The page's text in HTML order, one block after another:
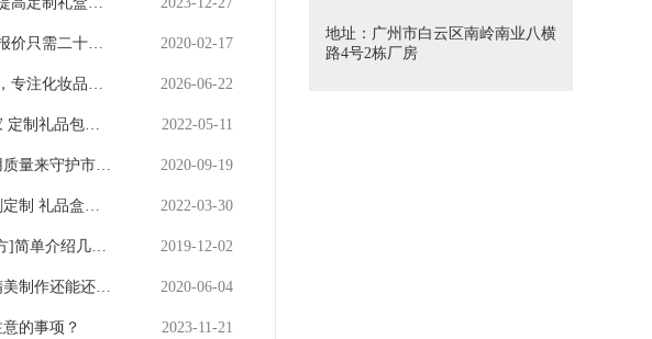
价只需二十分
2020-02-17
专注化妆品包
2026-06-22
2022-05-11
量来守护市场
2020-09-19
盒包
2022-03-30
]简单介绍几种
2019-12-02
制作还能还原
2020-06-04
的事项？ 2023-11-21
地址：广州市白云区南岭南业八横
路4号2栋厂房